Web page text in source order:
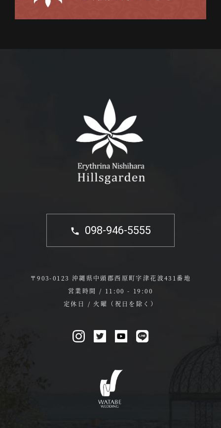
098-946-5555
〒903-0123 沖縄県中頭郡西原町字津花波431番地
営業時間 / 11:00 - 19:00
定休日 / 火曜（祝日を除く）